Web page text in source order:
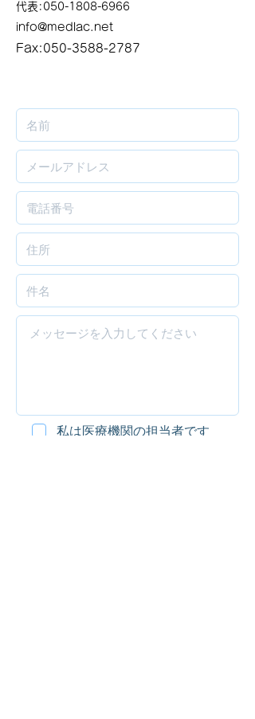
代表: 050-1808-6966
info@medlac.net
Fax: 050-3588-2787
私は医療機関の担当者です